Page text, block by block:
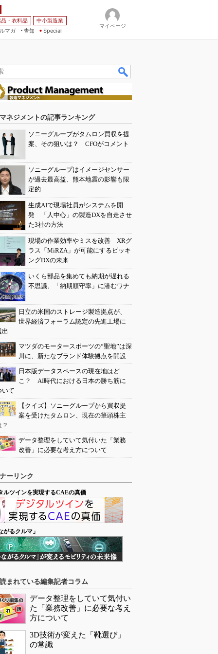
・衣料品
中小製造業
マガ
告知 Special
マイページ
ネジメントの記事ランキング
ソニーグループがタムロン買収を提
案、その狙いは？ CFOがコメント
ソニーグループはイメージセンサー
が過去最高益、熊本地震の影響も限
定的
生成AIで現場社員がシステムを開
発 「人中心」の製造DXを自走させ
た3社の方法
現場の作業効率やミスを改善 XRグ
ラス「MiRZA」が可能にするピッキ
ングDXの未来
いくら部品を集めても納期が遅れる
不思議、「納期順守率」に潜むワナ
日立の米国のストレージ製造拠点が、
世界経済フォーラム認定の先進工場に
出
マツダのモータースポーツの“聖地”は深
川に、新たなブランド体験拠点を開設
日本版データスペースの現在地はど
こ？ AI時代における日本の勝ち筋に
いて
【クイズ】ソニーグループから買収提
案を受けたタムロン、現在の筆頭株主
？
データ整理をしていて気付いた「業務
改善」に必要な考え方について
ーリンク
ルツインを実現するCAEの真価
がるクルマ」
まれている編集記者コラム
データ整理をしていて気付い
た「業務改善」に必要な考え
方について
3D技術が変えた「靴選び」
の常識